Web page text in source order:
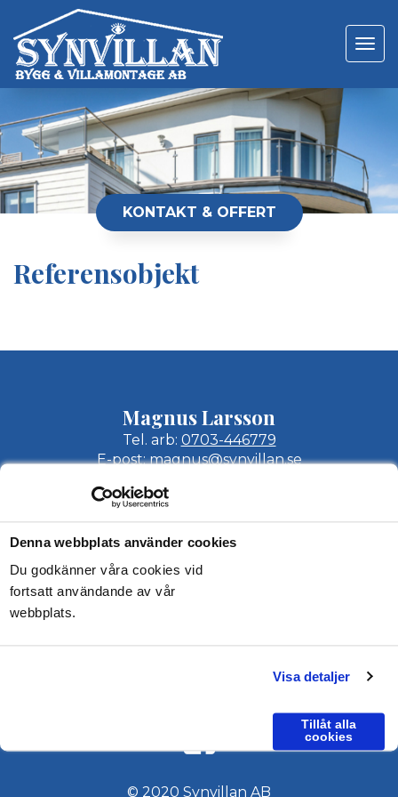
Denna webbplats använder cookies
Du godkänner våra cookies vid
fortsatt användande av vår
webbplats.
Visa detaljer
Tillåt alla
cookies
Toggle
KONTAKT & OFFERT
Referensobjekt
Magnus Larsson
Tel. arb: 0703-446779
E-post:magnus@synvillan.se
Mathias Sandblom
Tel. arb:0703-446778
Epost:mathias@synvillan.se
Synvillan AB
Hallavägen 8
KONTAKT & OFFERT
© 2020 Synvillan AB